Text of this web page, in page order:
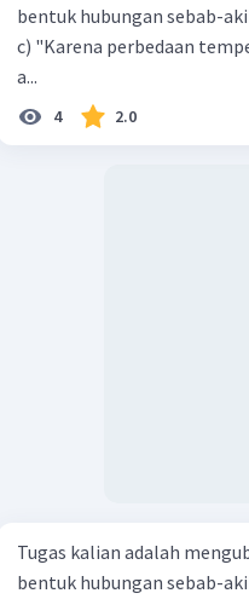
bentuk hubungan sebab-
c) "Karena perbedaan
a...
4 2.0
Tugas kalian adalah
bentuk hubungan sebab-